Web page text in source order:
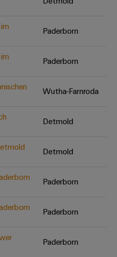
Praxisnahe
Unsere Neuheiten
im Bereich
Digital
Paderborn
Paderborn
Wutha-Farnroda
Detmold
Detmold
Paderborn
Paderborn
Paderborn